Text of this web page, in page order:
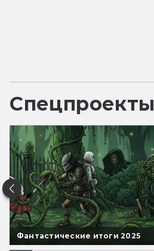
Спецпроекты
Фантастические итоги 2025